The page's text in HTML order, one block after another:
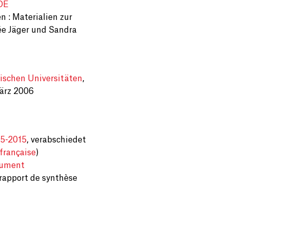
: Materialien zur
Jäger und Sandra
Universitäten,
2006
2015, verabschiedet
)
de synthèse